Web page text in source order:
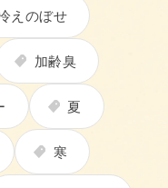
えのぼせ
加齢臭
夏
寒